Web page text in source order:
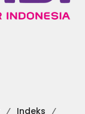
Indeks